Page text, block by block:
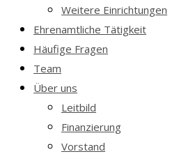
Weitere Einrichtungen
Ehrenamtliche Tätigkeit
Häufige Fragen
Team
Über uns
Leitbild
Finanzierung
Vorstand